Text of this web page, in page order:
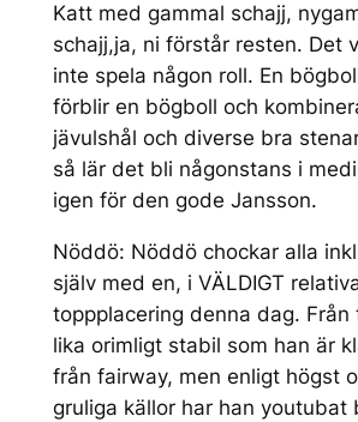
Katt med gammal schajj,
schajj,ja, ni förstår resten. Det
inte spela någon roll. En
förblir en bögboll och
jävulshål och diverse bra
så lär det bli någonstans i
igen för den gode Jansson.
Nöddö: Nöddö chockar alla
själv med en, i VÄLDIGT
toppplacering denna dag. Från
lika orimligt stabil som han är
från fairway, men enligt högst
gruliga källor har han youtubat